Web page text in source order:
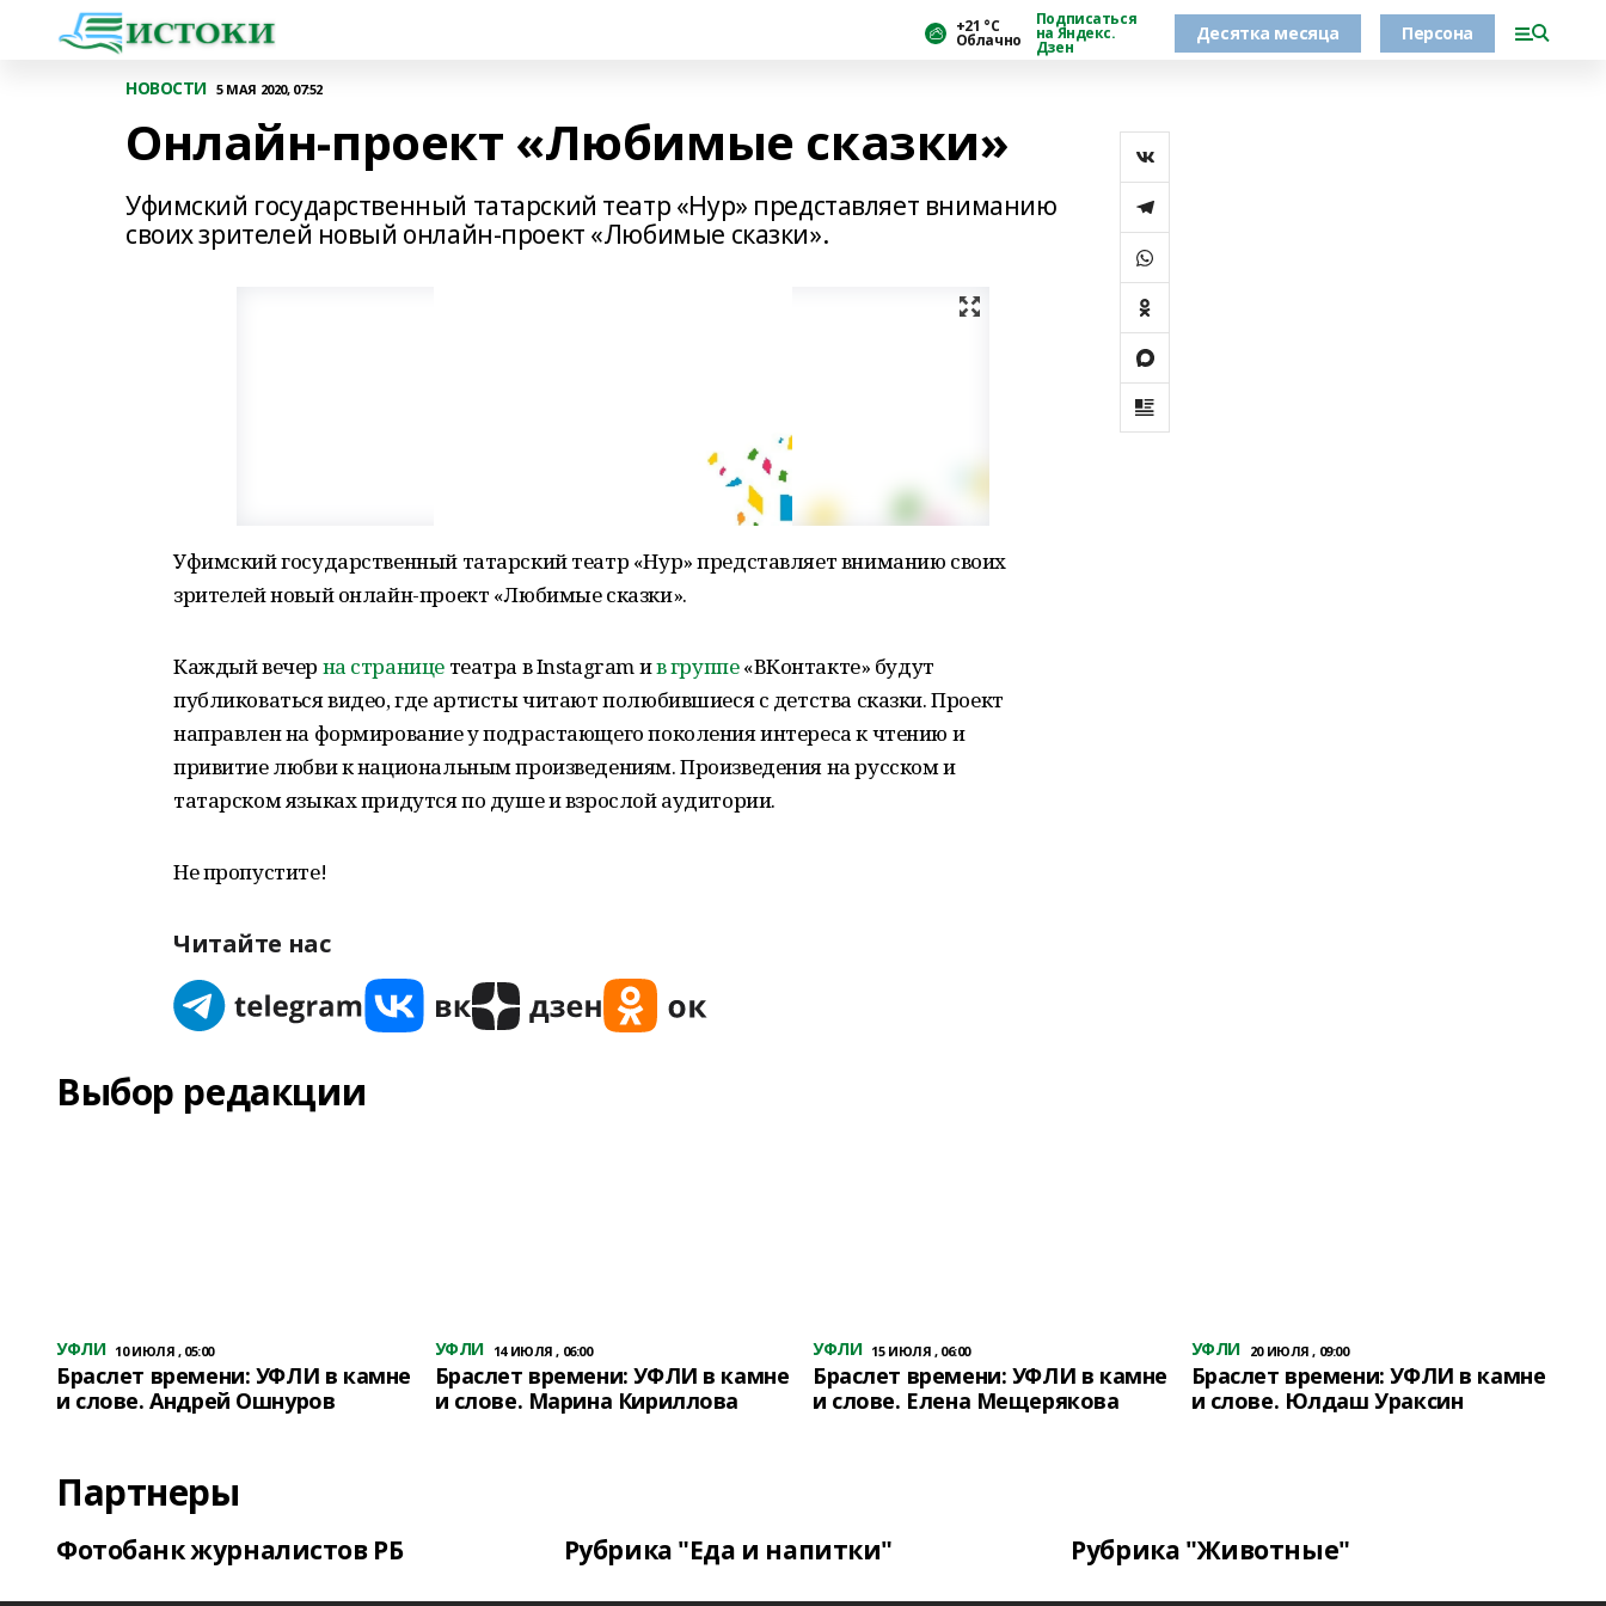
+21 °С
Облачно
Подписаться
на Яндекс.
Дзен
Десятка месяца Персона
НОВОСТИ 5 МАЯ 2020, 07:52
Онлайн-проект «Любимые сказки»
Уфимский государственный татарский театр «Нур» представляет вниманию
своих зрителей новый онлайн-проект «Любимые сказки».
Уфимский государственный татарский театр «Нур» представляет вниманию своих
зрителей новый онлайн-проект «Любимые сказки».
Каждый вечер на страницетеатра в Instagram ив группе«ВКонтакте» будут
публиковаться видео, где артисты читают полюбившиеся с детства сказки. Проект
направлен на формирование у подрастающего поколения интереса к чтению и
привитие любви к национальным произведениям. Произведения на русском и
татарском языках придутся по душе и взрослой аудитории.
Не пропустите!
Читайте нас
Выбор редакции
УФЛИ 10 ИЮЛЯ , 05:00
Браслет времени: УФЛИ в камне
и слове. Андрей Ошнуров
УФЛИ 14 ИЮЛЯ , 06:00
Браслет времени: УФЛИ в камне
и слове. Марина Кириллова
УФЛИ 15 ИЮЛЯ , 06:00
Браслет времени: УФЛИ в камне
и слове. Елена Мещерякова
УФЛИ 20 ИЮЛЯ , 09:00
Браслет времени: УФЛИ в камне
и слове. Юлдаш Ураксин
Партнеры
Фотобанк журналистов РБ Рубрика "Еда и напитки" Рубрика "Животные"